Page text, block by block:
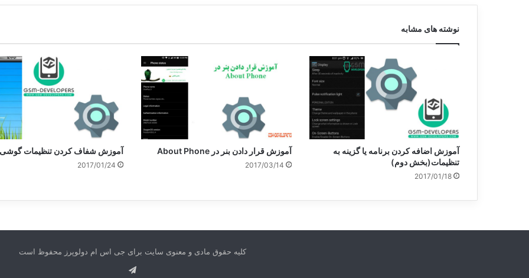
نوشته های مشابه
آموزش اضافه کردن برنامه یا گزینه به
تنظیمات(بخش دوم)
2017/01/18
آموزش قرار دادن بنر در About Phone
2017/03/14
آموزش شفاف کردن تنظیمات گوشی
2017/01/24
کلیه حقوق مادی و معنوی سایت برای جی اس ام دولوپرز محفوظ است
تلگرام